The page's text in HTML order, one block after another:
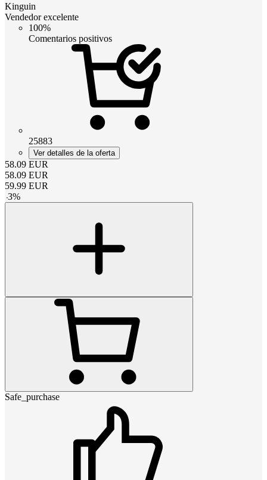
Kinguin
Vendedor excelente
100%
Comentarios positivos
25883
Ver detalles de la oferta
58.09 EUR
58.09 EUR
59.99 EUR
-3%
Safe_purchase